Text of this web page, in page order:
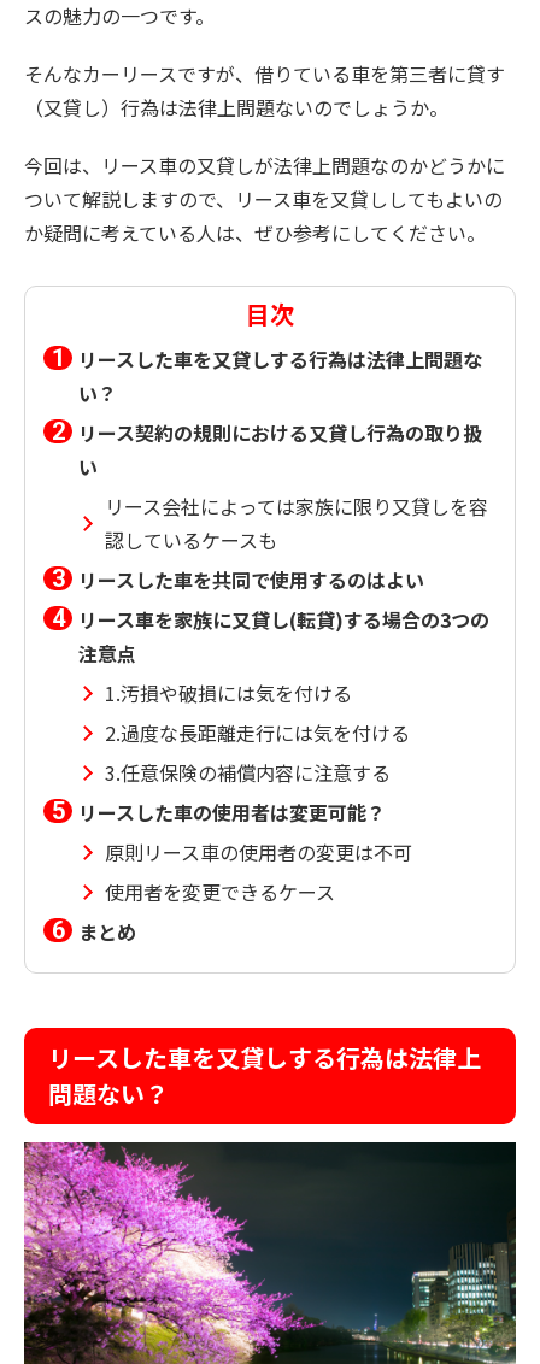
スの魅力の一つです。
そんなカーリースですが、借りている車を第三者に貸す
（又貸し）行為は法律上問題ないのでしょうか。
今回は、リース車の又貸しが法律上問題なのかどうかに
ついて解説しますので、リース車を又貸ししてもよいの
か疑問に考えている人は、ぜひ参考にしてください。
目次
リースした車を又貸しする行為は法律上問題な
い？
リース契約の規則における又貸し行為の取り扱
い
リース会社によっては家族に限り又貸しを容
認しているケースも
リースした車を共同で使用するのはよい
リース車を家族に又貸し(転貸)する場合の3つの
注意点
1.汚損や破損には気を付ける
2.過度な長距離走行には気を付ける
3.任意保険の補償内容に注意する
リースした車の使用者は変更可能？
原則リース車の使用者の変更は不可
使用者を変更できるケース
まとめ
リースした車を又貸しする行為は法律上
問題ない？